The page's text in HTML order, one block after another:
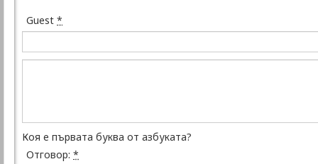
Guest *
Коя е първата буква от азбуката?
Отговор: *